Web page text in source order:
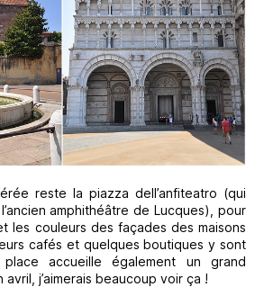
reste la piazza dell’anfiteatro (qui
amphithéâtre de Lucques), pour
les couleurs des façades des maisons
cafés et quelques boutiques y sont
accueille également un grand
j’aimerais beaucoup voir ça !